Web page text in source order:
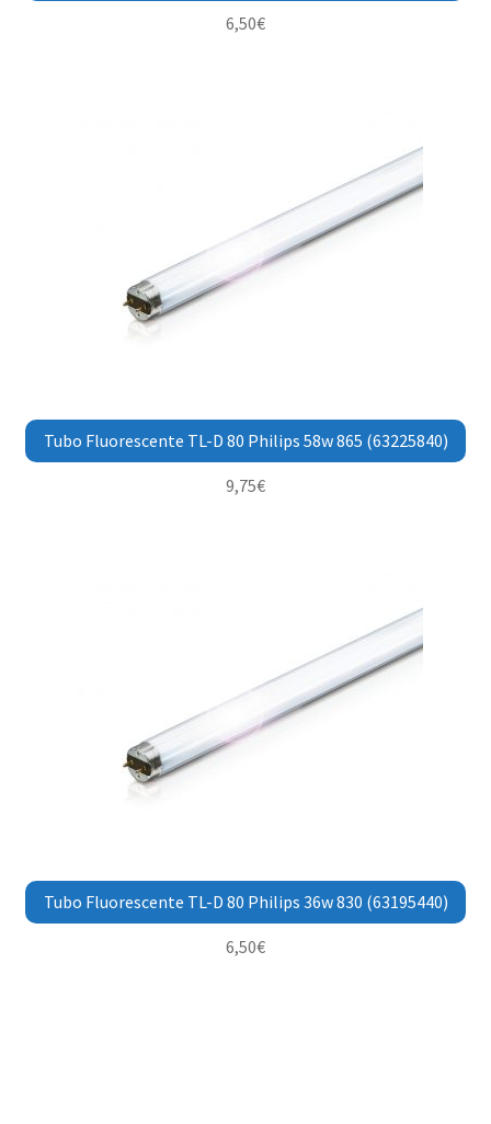
6,50€
Tubo Fluorescente TL-D 80 Philips 58w 865 (63225840)
9,75€
Tubo Fluorescente TL-D 80 Philips 36w 830 (63195440)
6,50€